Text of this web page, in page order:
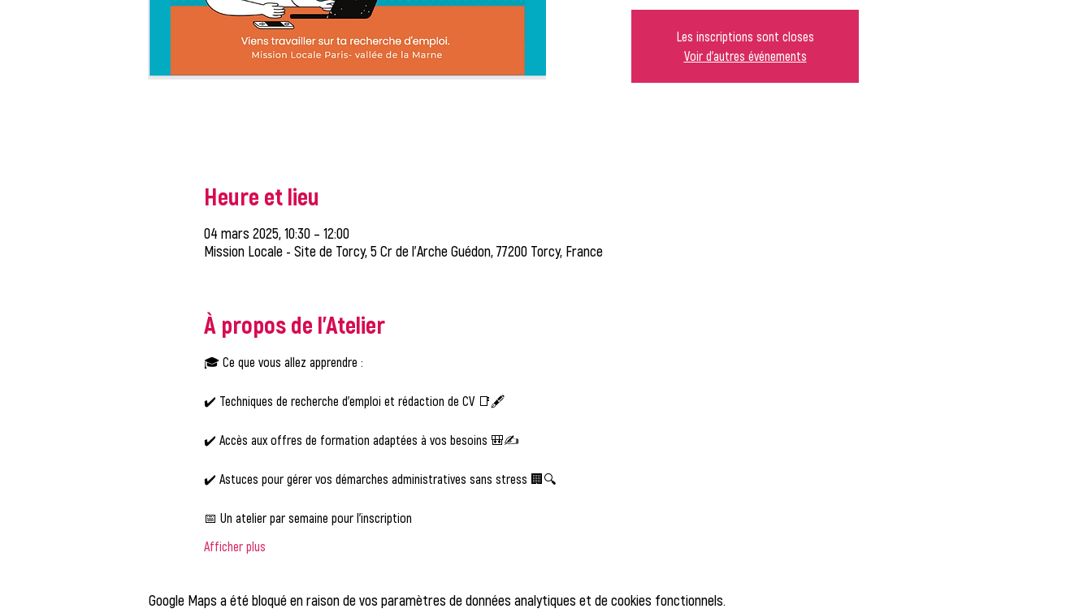
Les inscriptions sont closes
Voir d'autres événements
Heure et lieu
04 mars 2025, 10:30 – 12:00
Mission Locale - Site de Torcy, 5 Cr de l'Arche Guédon, 77200 Torcy, France
À propos de l'Atelier
🎓 Ce que vous allez apprendre :
✔️ Techniques de recherche d'emploi et rédaction de CV 📑🖋️
✔️ Accès aux offres de formation adaptées à vos besoins 🎒✍️
✔️ Astuces pour gérer vos démarches administratives sans stress 🏢🔍
📅 Un atelier par semaine pour l'inscription
Afficher plus
Google Maps a été bloqué en raison de vos paramètres de données analytiques et de cookies fonctionnels.